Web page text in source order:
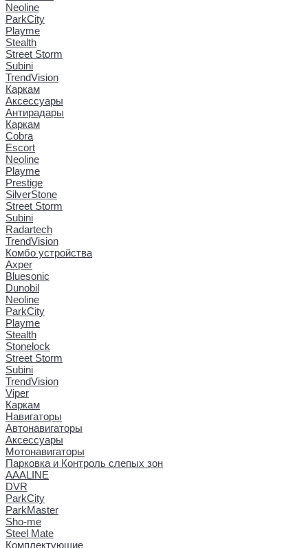
Neoline
ParkCity
Playme
Stealth
Street Storm
Subini
TrendVision
Каркам
Аксессуары
Антирадары
Каркам
Cobra
Escort
Neoline
Playme
Prestige
SilverStone
Street Storm
Subini
Radartech
TrendVision
Комбо устройства
Axper
Bluesonic
Dunobil
Neoline
ParkCity
Playme
Stealth
Stonelock
Street Storm
Subini
TrendVision
Viper
Каркам
Навигаторы
Автонавигаторы
Аксессуары
Мотонавигаторы
Парковка и Контроль слепых зон
AAALINE
DVR
ParkCity
ParkMaster
Sho-me
Steel Mate
Комплектующие